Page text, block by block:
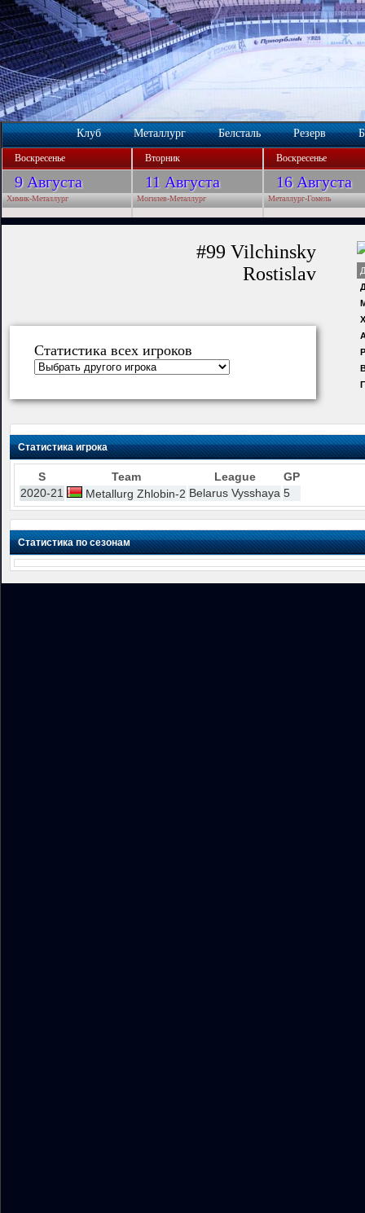
Клуб Металлург Белсталь Резерв
Воскресенье Вторник Воскресенье
9 Августа 11 Августа 16 Августа
Химик-Металлург Могилев-Металлург Металлург-Гомель
#99 Vilchinsky
Rostislav
Статистика всех игроков
Статистика игрока
S Team League
GP
2020-21
Metallurg Zhlobin-2 Belarus Vysshaya 5
Статистика по сезонам